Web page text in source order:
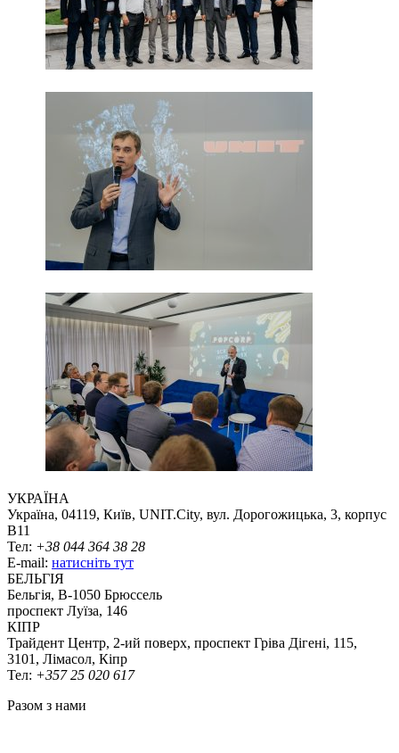
УКРАЇНА
Україна, 04119, Київ, UNIT.City, вул. Дорогожицька, 3, корпус
B11
Тел: +38 044 364 38 28
E-mail: натисніть тут
БЕЛЬГІЯ
Бельгія, В-1050 Брюссель
проспект Луїза, 146
КІПР
Трайдент Центр, 2-ий поверх, проспект Гріва Дігені, 115,
3101, Лімасол, Кіпр
Тел: +357 25 020 617
Разом з нами